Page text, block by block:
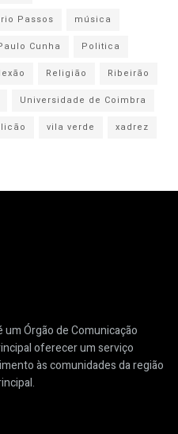
Passos
música
Cunha
Politica
Religião
Ribeirão
Universidade de Coimbra
vila verde xadrez
um Órgão de Comunicação
oferecer um serviço
às comunidades da região